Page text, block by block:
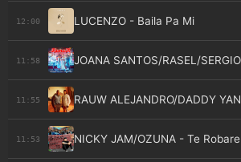
12:00 LUCENZO - Baila Pa Mi
11:58 JOANA SANTOS/RASEL/
11:55 RAUW ALEJANDRO/DADDY
11:53 NICKY JAM/OZUNA - Te Robare